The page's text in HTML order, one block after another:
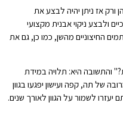
ורק אז ניתן יהיה לבצע את
ולבצע ניקוי אבנית מקצועי
החיצוניים מהשן, כמו כן, גם את
והתשובה היא: תלויה במידת
של תה, קפה ועישון יפגעו בגוון
לשמור על הגוון לאורך שנים.